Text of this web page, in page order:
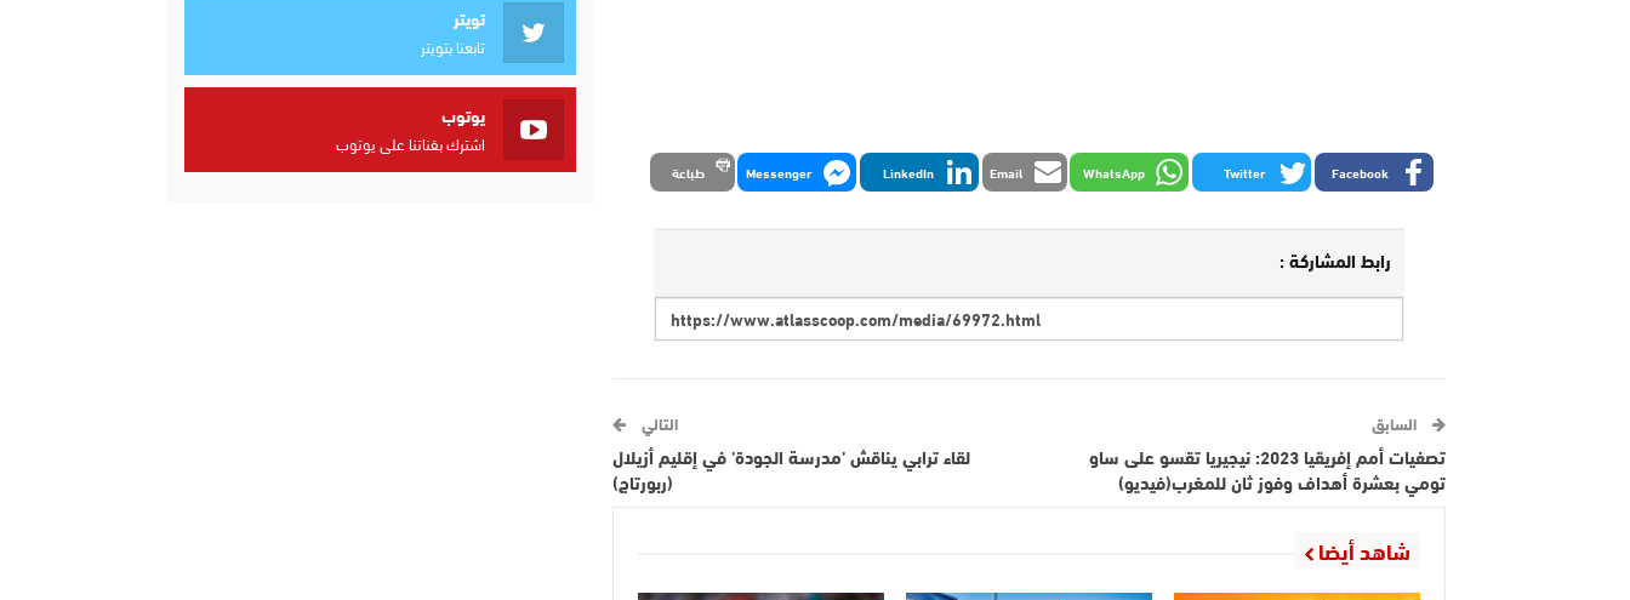
Facebook
Twitter
WhatsApp
Email
LinkedIn
Messenger طباعة
رابط المشاركة :
السابق
تصفيات أمم إفريقيا 2023: نيجيريا تقسو على ساو
تومي بعشرة أهداف وفوز ثان للمغرب(فيديو)
التالي
لقاء ترابي يناقش ’مدرسة الجودة’ في إقليم أزيلال
(ربورتاج)
شاهد أيضا
تويتر
تابعنا بتويتر
يوتوب
اشترك بقناتنا على يوتوب